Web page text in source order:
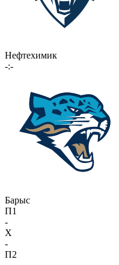
Нефтехимик
-:-
Барыс
П1
-
X
-
П2